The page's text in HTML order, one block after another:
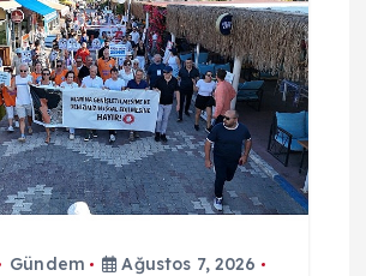
Gündem
Ağustos 7, 2026